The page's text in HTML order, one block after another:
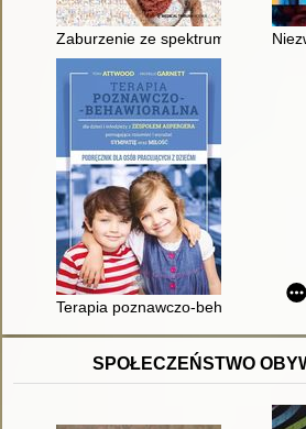
Zaburzenie ze spektrum autyzmu :
Terapia poznawczo-behawioralna
SPOŁECZEŃSTWO